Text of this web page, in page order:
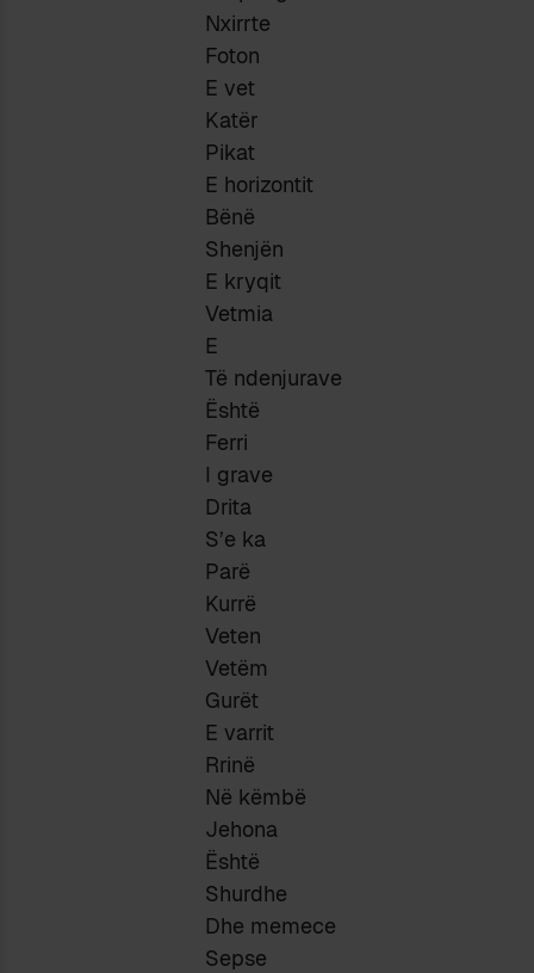
Nxirrte
Foton
E vet
Katër
Pikat
E horizontit
Bënë
Shenjën
E kryqit
Vetmia
E
Të ndenjurave
Është
Ferri
I grave
Drita
S’e ka
Parë
Kurrë
Veten
Vetëm
Gurët
E varrit
Rrinë
Në këmbë
Jehona
Është
Shurdhe
Dhe memece
Sepse